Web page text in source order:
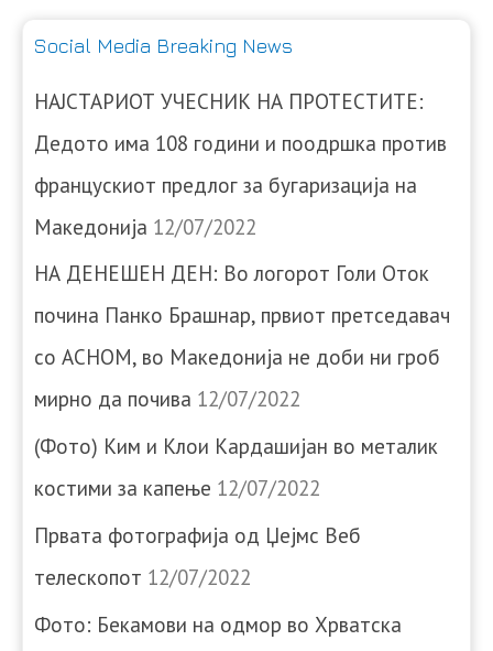
Social Media Breaking News
НАЈСТАРИОТ УЧЕСНИК НА ПРОТЕСТИТЕ:
Дедото има 108 години и поодршка против
францускиот предлог за бугаризација на
Македонија 12/07/2022
НА ДЕНЕШЕН ДЕН: Во логорот Голи Оток
почина Панко Брашнар, првиот претседавач
со АСНОМ, во Македонија не доби ни гроб
мирно да почива 12/07/2022
(Фото) Ким и Клои Кардашијан во металик
костими за капење 12/07/2022
Првата фотографија од Џејмс Веб
телескопот 12/07/2022
Фото: Бекамови на одмор во Хрватска